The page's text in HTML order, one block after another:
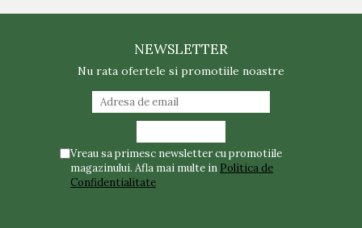
NEWSLETTER
Nu rata ofertele si promotiile noastre
Vreau sa primesc newsletter cu promotiile
magazinului. Afla mai multe in Politica de
Confidentialitate